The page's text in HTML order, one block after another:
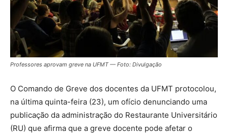
Professores aprovam greve na UFMT — Foto: Divulgação
O Comando de Greve dos docentes da UFMT protocolou,
na última quinta-feira (23), um ofício denunciando uma
publicação da administração do Restaurante Universitário
(RU) que afirma que a greve docente pode afetar o